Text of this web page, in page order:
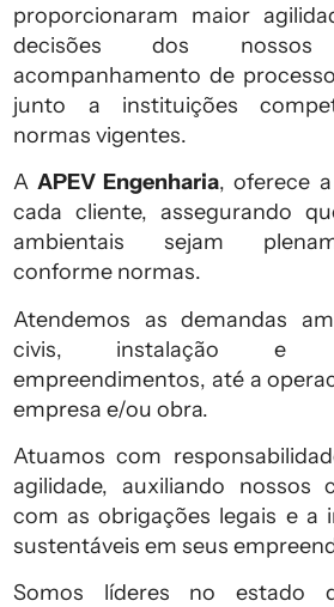
proporcionaram maior
decisões dos
acompanhamento de
junto a instituições
normas vigentes.
AAPEV Engenharia, oferece
cada cliente, assegurando
ambientais sejam
conforme normas.
Atendemos as demandas
civis, instalação e
empreendimentos, até a
empresa e/ou obra.
Atuamos com
agilidade, auxiliando nossos
com as obrigações legais e a
sustentáveis em seus
Somos líderes no estado